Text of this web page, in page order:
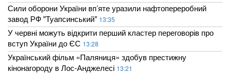
Сили оборони України вп’яте уразили нафтопереробний
завод РФ "Туапсинський" 13:35
У червні можуть відкрити перший кластер переговорів про
вступ України до ЄС 13:28
Український фільм «Паляниця» здобув престижну
кінонагороду в Лос-Анджелесі 13:21